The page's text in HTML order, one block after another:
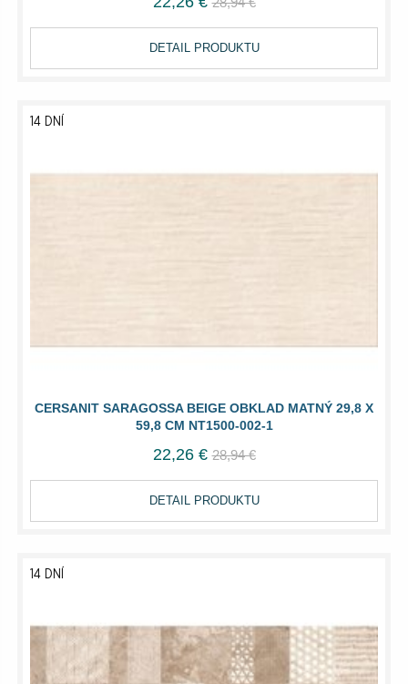
DETAIL PRODUKTU
CERSANIT SARAGOSSA BEIGE OBKLAD MATNÝ 29,8 X
59,8 CM NT1500-002-1
14 DNÍ
22,26 € 28,94 €
DETAIL PRODUKTU
14 DNÍ